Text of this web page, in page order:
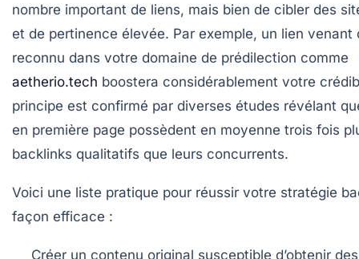
nombre important de liens, mais bien de cibler des
et de pertinence élevée. Par exemple, un lien venant
reconnu dans votre domaine de prédilection comme
aetherio.tech boostera considérablement votre
principe est confirmé par diverses études révélant
en première page possèdent en moyenne trois fois
backlinks qualitatifs que leurs concurrents.
Voici une liste pratique pour réussir votre stratégie
façon efficace :
Créer un contenu original susceptible d’obtenir